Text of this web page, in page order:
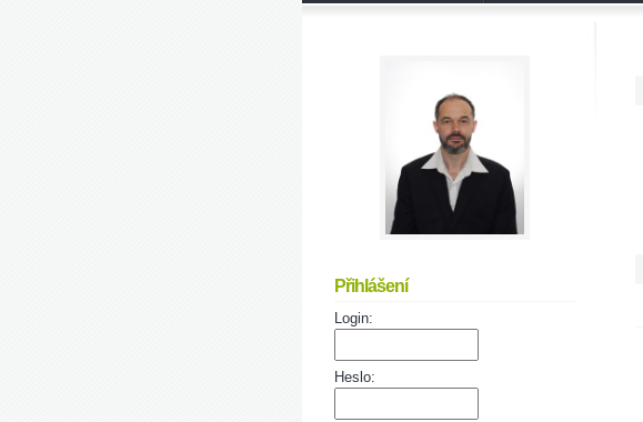
Přihlášení
Login:
Heslo: